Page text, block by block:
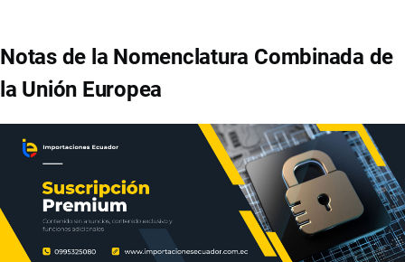
Notas de la Nomenclatura Combinada de
la Unión Europea